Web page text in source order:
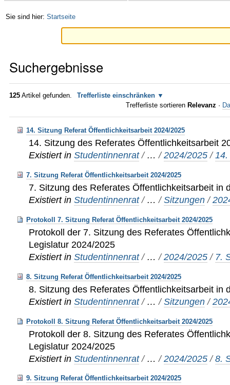
Sie sind hier: Startseite
Suchergebnisse
125 Artikel gefunden.
Trefferliste einschränken
Trefferliste sortieren Relevanz ·
14. Sitzung Referat Öffentlichkeitsarbeit 2024/2025
14. Sitzung des Referates Öffentlichkeitsarbeit
Existiert in Studentinnenrat / …/2024/2025 /
7. Sitzung Referat Öffentlichkeitsarbeit 2024/2025
7. Sitzung des Referates Öffentlichkeitsarbeit in
Existiert in Studentinnenrat / …/Sitzungen /
Protokoll 7. Sitzung Referat Öffentlichkeitsarbeit 2024/2025
Protokoll der 7. Sitzung des Referates
Legislatur 2024/2025
Existiert in Studentinnenrat / …/2024/2025 / 7.
8. Sitzung Referat Öffentlichkeitsarbeit 2024/2025
8. Sitzung des Referates Öffentlichkeitsarbeit in
Existiert in Studentinnenrat / …/Sitzungen /
Protokoll 8. Sitzung Referat Öffentlichkeitsarbeit 2024/2025
Protokoll der 8. Sitzung des Referates
Legislatur 2024/2025
Existiert in Studentinnenrat / …/2024/2025 /8.
9. Sitzung Referat Öffentlichkeitsarbeit 2024/2025